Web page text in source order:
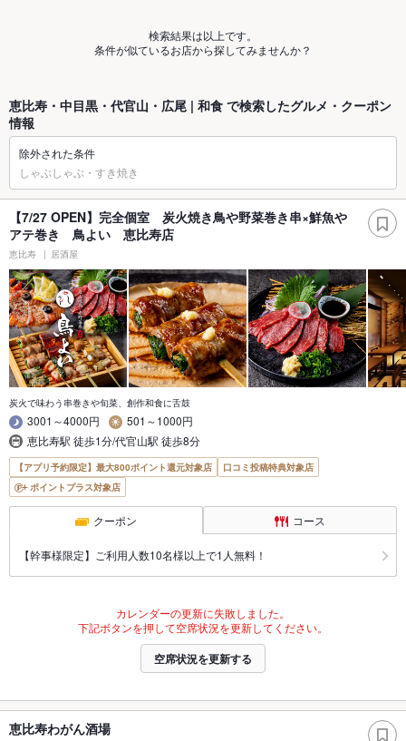
検索結果は以上です。
条件が似ているお店から探してみませんか？
恵比寿・中目黒・代官山・広尾 | 和食 で検索したグルメ・クーポン
情報
除外された条件
しゃぶしゃぶ・すき焼き
【7/27 OPEN】完全個室 炭火焼き鳥や野菜巻き串×鮮魚や
アテ巻き 鳥よい 恵比寿店
恵比寿 居酒屋
炭火で味わう串巻きや旬菜、創作和食に舌鼓
3001～4000円
501～1000円
恵比寿駅 徒歩1分/代官山駅 徒歩8分
【アプリ予約限定】最大800ポイント還元対象店
口コミ投稿特典対象店
ポイントプラス対象店
クーポン コース
【幹事様限定】ご利用人数10名様以上で1人無料！
カレンダーの更新に失敗しました。
下記ボタンを押して空席状況を更新してください。
空席状況を更新する
恵比寿わがん酒場